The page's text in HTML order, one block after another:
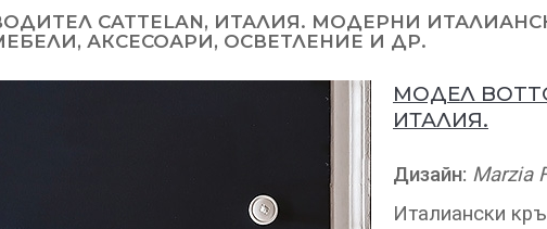
CATTELAN, ИТАЛИЯ. МОДЕРНИ
АКСЕСОАРИ, ОСВЕТЛЕНИЕ И ДР.
МОДЕЛ
ИТАЛИЯ.
Дизайн: Marzia
Италиански